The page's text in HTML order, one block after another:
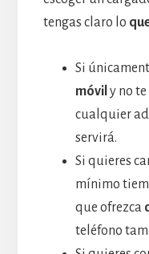
tengas claro lo
Si
móvil y no
cualquier
servirá.
Si quieres
mínimo
que ofrezca
teléfono